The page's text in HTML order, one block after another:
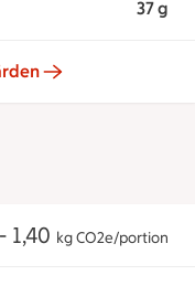
37 g
1,40 kg CO2e/portion